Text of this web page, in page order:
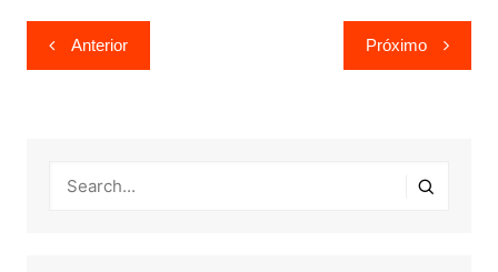
Navegação
de
Anterior Próximo